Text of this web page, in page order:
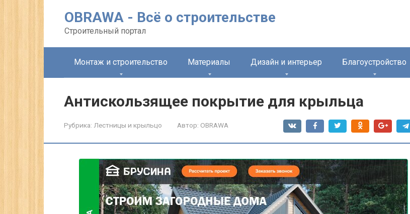
OBRAWA - Всё о строительстве
Строительный портал
Монтаж и строительство Материалы Дизайн и интерьер Благоустройство
Антискользящее покрытие для крыльца
Рубрика: Лестницы и крыльцо Автор: OBRAWA